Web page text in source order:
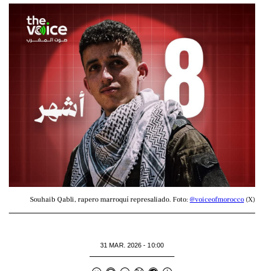
Souhaib Qabli, rapero marroquí represaliado. Foto: @voiceofmorocco (X)
31 MAR. 2026 - 10:00